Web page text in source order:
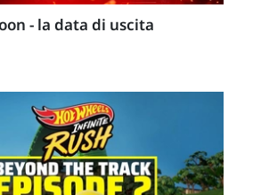
- la data di uscita